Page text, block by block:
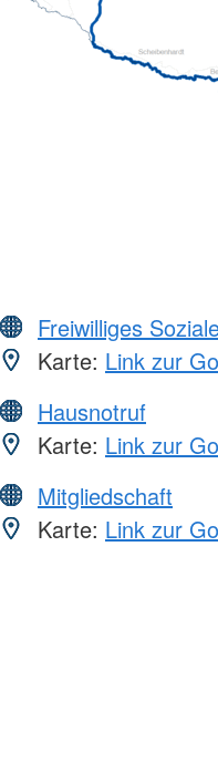
Freiwilliges
Karte: Link zur
Hausnotruf
Karte: Link zur
Mitgliedschaft
Karte: Link zur